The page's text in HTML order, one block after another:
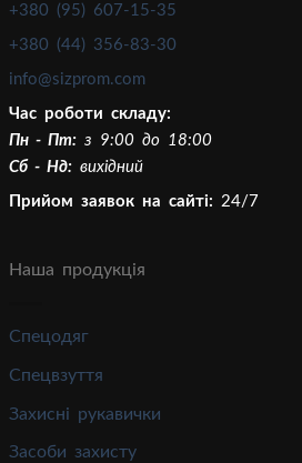
+380 (95) 607-15-35
+380 (44) 356-83-30
info@sizprom.com
Час роботи складу:
Пн - Пт: з 9:00 до 18:00
Сб - Нд: вихідний
Прийом заявок на сайті:24/7
Наша продукція
Спецодяг
Спецвзуття
Захисні рукавички
Засоби захисту